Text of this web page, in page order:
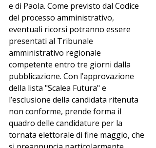
e di Paola. Come previsto dal Codice
del processo amministrativo,
eventuali ricorsi potranno essere
presentati al Tribunale
amministrativo regionale
competente entro tre giorni dalla
pubblicazione. Con l’approvazione
della lista "Scalea Futura" e
l’esclusione della candidata ritenuta
non conforme, prende forma il
quadro delle candidature per la
tornata elettorale di fine maggio, che